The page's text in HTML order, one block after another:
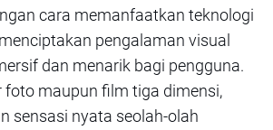
cara memanfaatkan teknologi
pengalaman visual
dan menarik bagi pengguna.
foto maupun film tiga dimensi,
sensasi nyata seolah-olah